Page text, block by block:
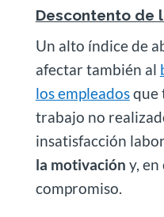
Descontento de
Un alto índice de
afectar también al
los empleadosque
trabajo no
insatisfacción
la motivación y, en
compromiso.